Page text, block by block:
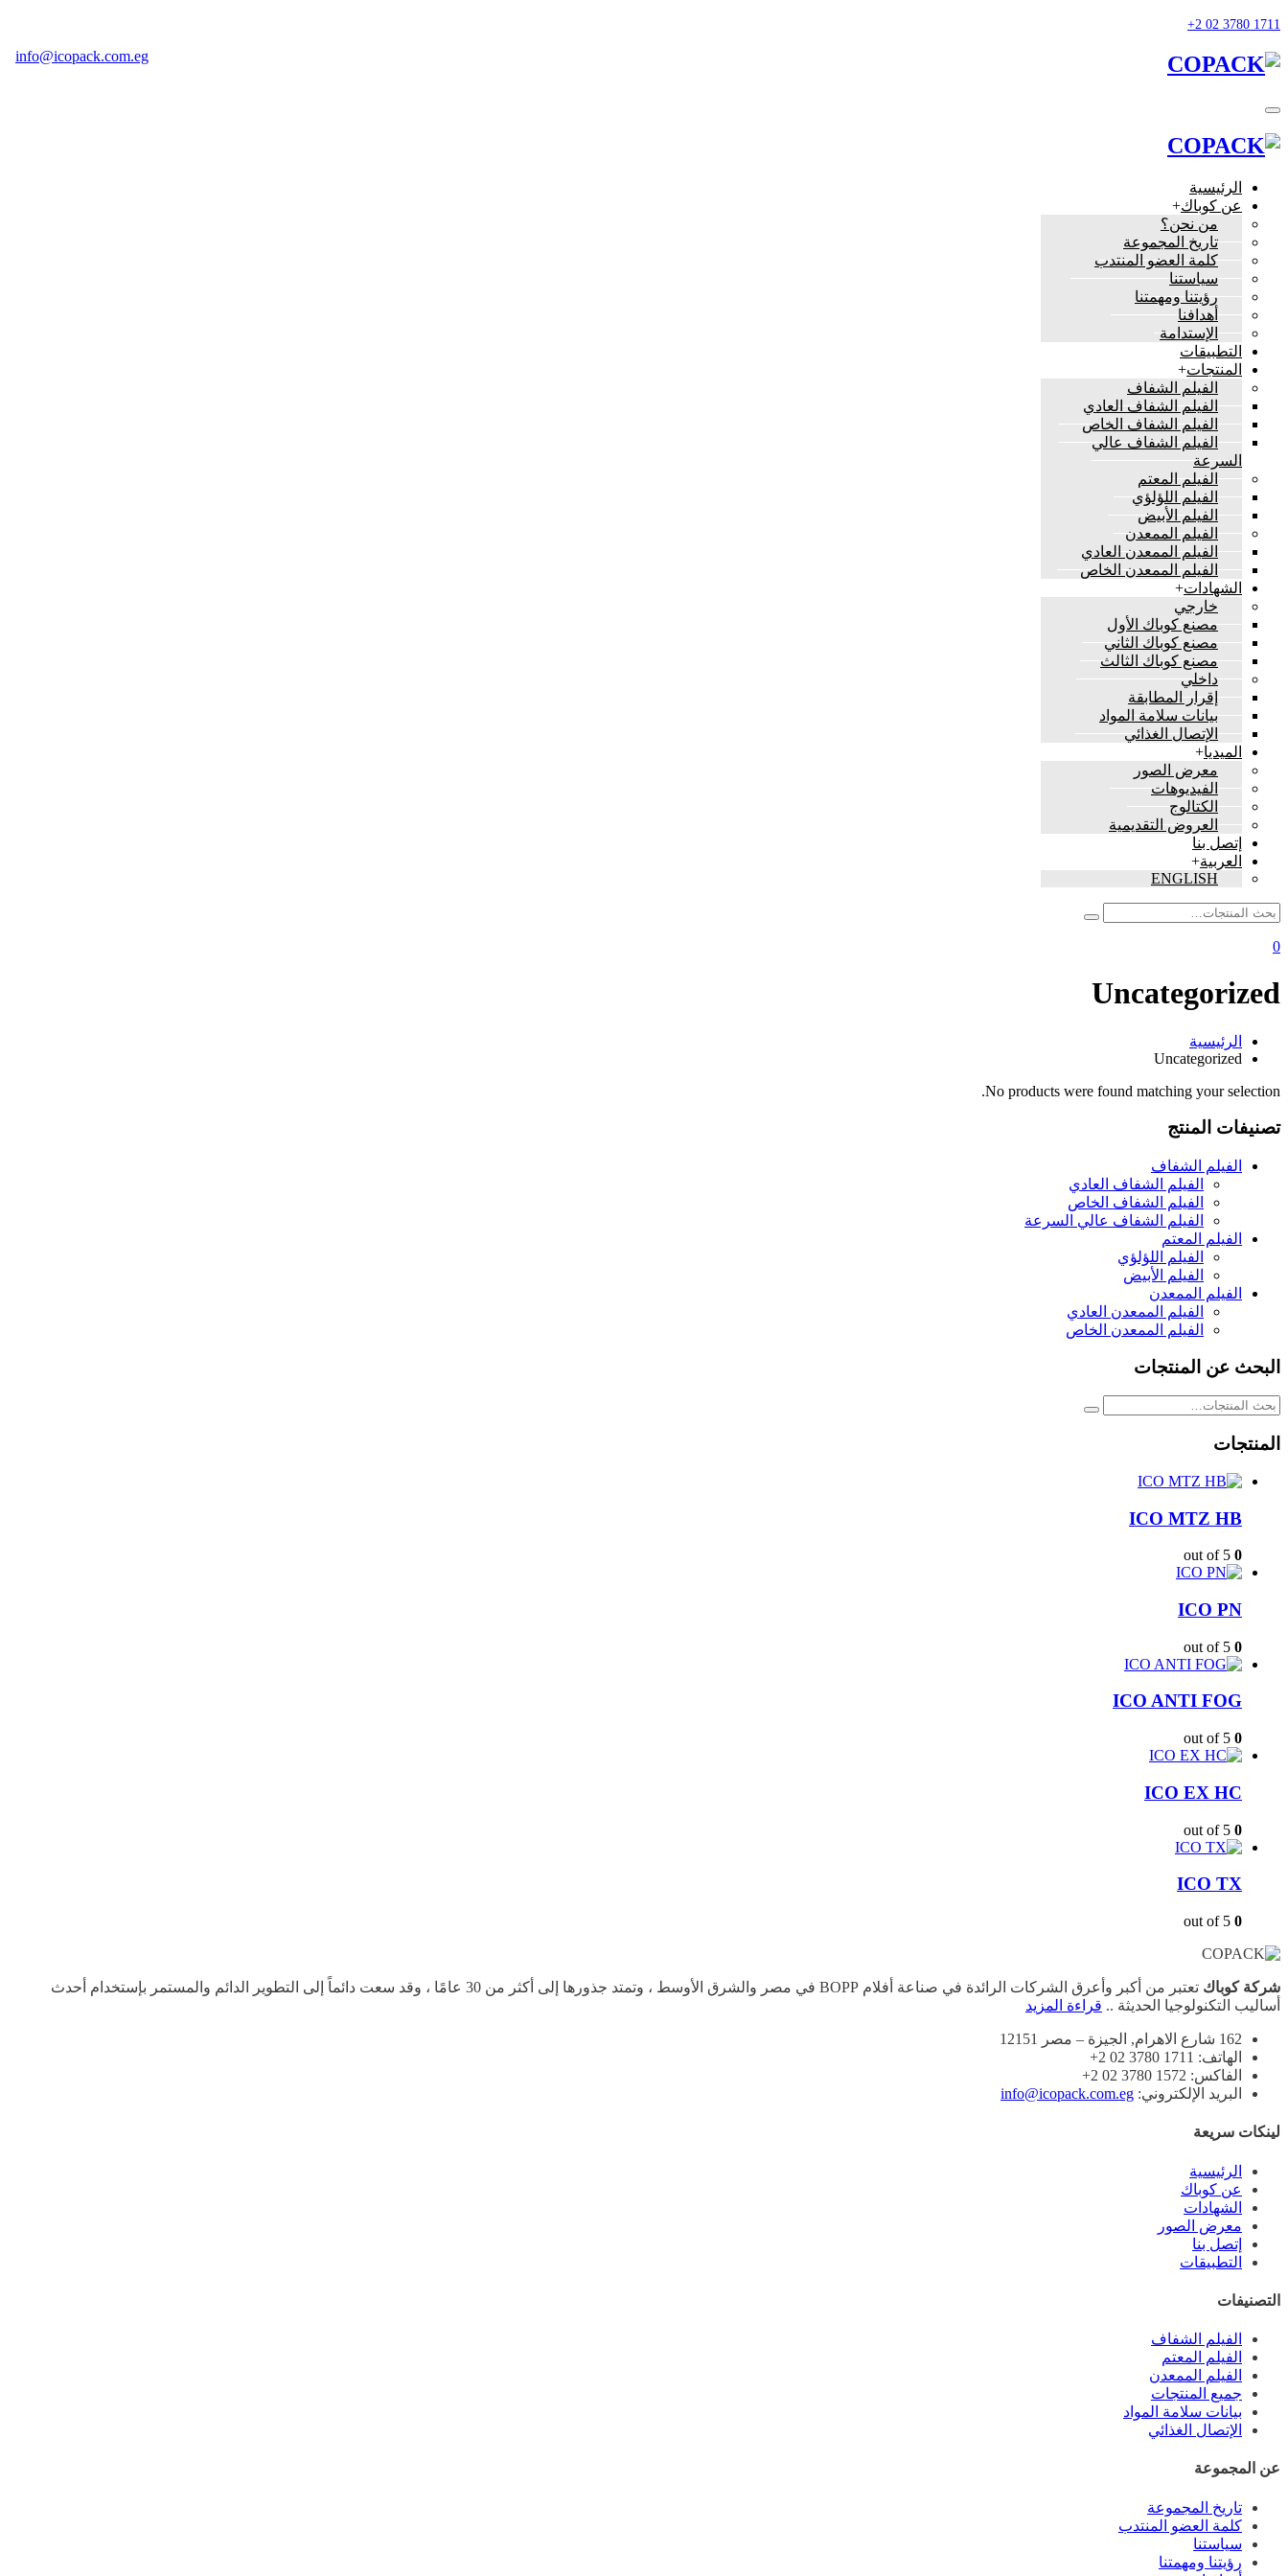
info@icopack.com.eg
الرئيسية
عن كوباك+
من نحن؟
تاريخ المجموعة
كلمة العضو المنتدب
سياستنا
رؤيتنا ومهمتنا
أهدافنا
الإستدامة
التطبيقات
المنتجات+
الفيلم الشفاف
الفيلم الشفاف العادي
الفيلم الشفاف الخاص
الفيلم الشفاف عالي
السرعة
الفيلم المعتم
الفيلم اللؤلؤي
الفيلم الأبيض
الفيلم الممعدن
الفيلم الممعدن العادي
الفيلم الممعدن الخاص
الشهادات+
خارجي
مصنع كوباك الأول
مصنع كوباك الثاني
مصنع كوباك الثالث
داخلي
إقرار المطابقة
بيانات سلامة المواد
الإتصال الغذائي
الميديا+
معرض الصور
الفيديوهات
الكتالوج
العروض التقديمية
إتصل بنا
العربية+
ENGLISH
0
Uncategorized
الرئيسية
Uncategorized
No products were found matching your selection.
تصنيفات المنتج
الفيلم الشفاف
الفيلم الشفاف العادي
الفيلم الشفاف الخاص
الفيلم الشفاف عالي السرعة
الفيلم المعتم
الفيلم اللؤلؤي
الفيلم الأبيض
الفيلم الممعدن
الفيلم الممعدن العادي
الفيلم الممعدن الخاص
البحث عن المنتجات
المنتجات
ICO MTZ HB
0
ICO PN
0
ICO ANTI FOG
0
ICO EX HC
0
ICO TX
0
شركة كوباك
تعتبر من أكبر وأعرق الشركات الرائدة في صناعة أفلام BOPP في مصر والشرق الأوسط ، وتمتد جذورها إلى أكثر من 30 عامًا ، وقد سعت دائماً إلى التطوير الدائم والمستمر بإستخدام أحدث
أساليب التكنولوجيا الحديثة .. قراءة المزيد
162 شارع الاهرام, الجيزة – مصر 12151
الهاتف: 1711 3780 02 2+
الفاكس: 1572 3780 02 2+
البريد الإلكتروني: info@icopack.com.eg
لينكات سريعة
الرئيسية
عن كوباك
الشهادات
معرض الصور
إتصل بنا
التطبيقات
التصنيفات
الفيلم الشفاف
الفيلم المعتم
الفيلم الممعدن
جميع المنتجات
بيانات سلامة المواد
الإتصال الغذائي
عن المجموعة
تاريخ المجموعة
كلمة العضو المنتدب
سياستنا
رؤيتنا ومهمتنا